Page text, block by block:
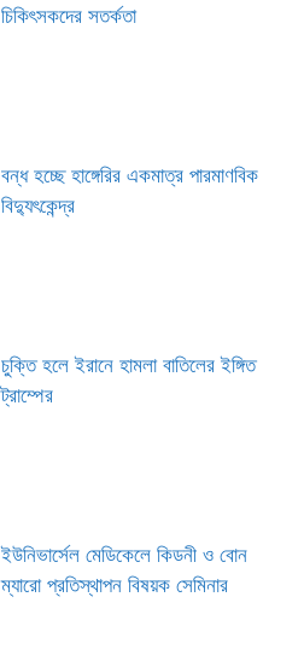
চিকিৎসকদের সতর্কতা
বন্ধ হচ্ছে হাঙ্গেরির একমাত্র পারমাণবিক
বিদ্যুৎকেন্দ্র
চুক্তি হলে ইরানে হামলা বাতিলের ইঙ্গিত
ট্রাম্পের
ইউনিভার্সেল মেডিকেলে কিডনী ও বোন
ম্যারো প্রতিস্থাপন বিষয়ক সেমিনার